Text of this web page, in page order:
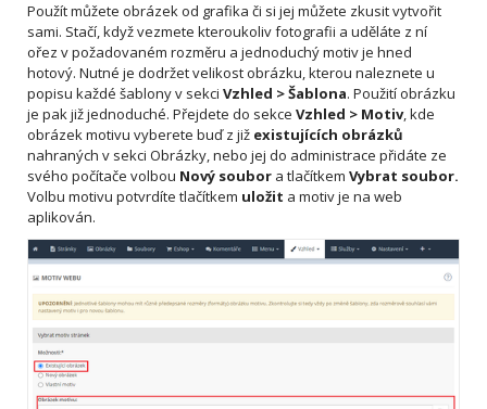
Použít můžete obrázek od grafika či si jej můžete zkusit vytvořit
sami. Stačí, když vezmete kteroukoliv fotografii a uděláte z ní
ořez v požadovaném rozměru a jednoduchý motiv je hned
hotový. Nutné je dodržet velikost obrázku, kterou naleznete u
popisu každé šablony v sekci Vzhled > Šablona. Použití obrázku
je pak již jednoduché. Přejdete do sekce Vzhled > Motiv, kde
obrázek motivu vyberete buď z již existujících obrázků
nahraných v sekci Obrázky, nebo jej do administrace přidáte ze
svého počítače volbou Nový soubor a tlačítkem Vybrat soubor.
Volbu motivu potvrdíte tlačítkem uložit a motiv je na web
aplikován.